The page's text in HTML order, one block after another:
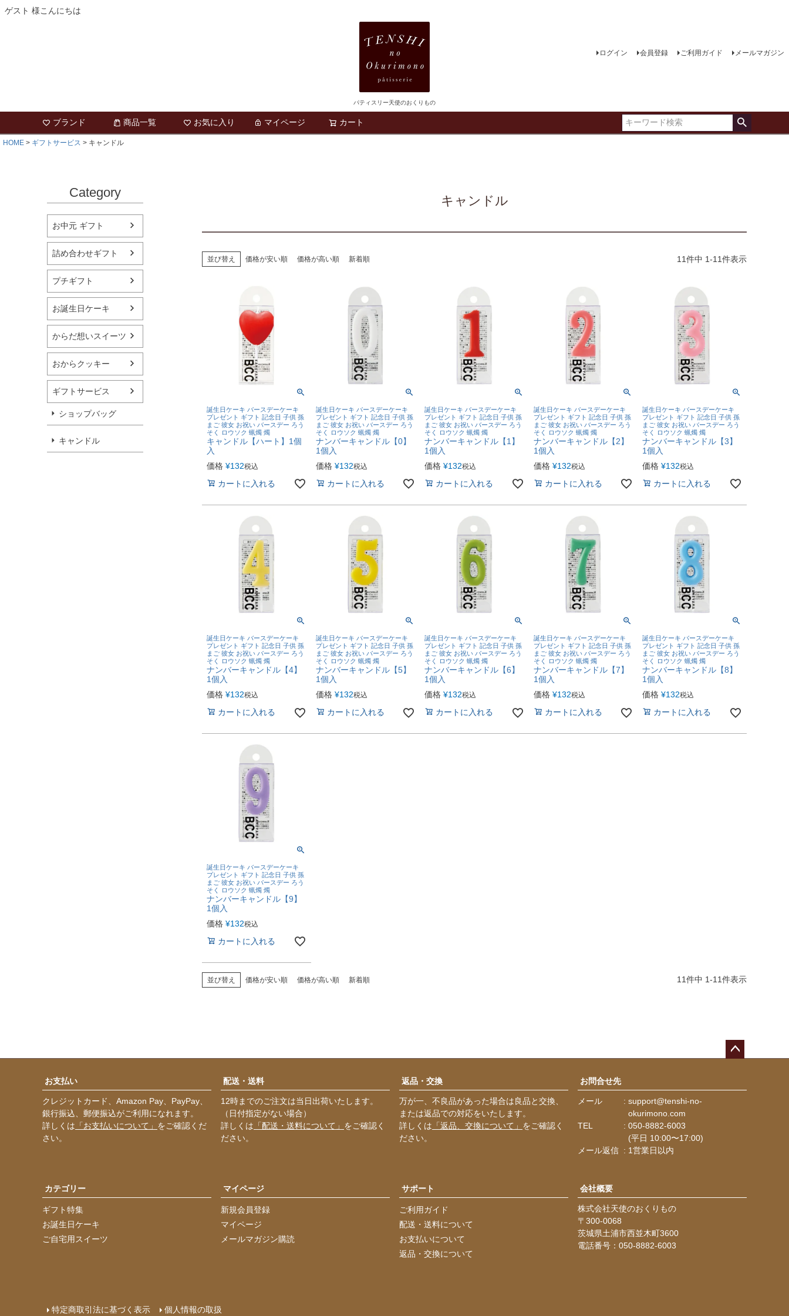
ゲスト 様こんにちは
パティスリー天使のおくりもの
ログイン 会員登録 ご利用ガイド メールマガジン
ブランド 商品一覧 お気に入り マイページ カート
HOME ギフトサービス キャンドル
Category
お中元 ギフト
詰め合わせギフト
プチギフト
お誕生日ケーキ
からだ想いスイーツ
おからクッキー
ギフトサービス
ショップバッグ
キャンドル
キャンドル
並び替え 価格が安い順 価格が高い順 新着順 11件中 1-11件表示
誕生日ケーキ バースデーケーキ
プレゼント ギフト 記念日 子供 孫
まご 彼女 お祝い バースデー ろう
そく ロウソク 蝋燭 燭
キャンドル【ハート】1個
入
価格 ¥132税込
カートに入れる
誕生日ケーキ バースデーケーキ
プレゼント ギフト 記念日 子供 孫
まご 彼女 お祝い バースデー ろう
そく ロウソク 蝋燭 燭
ナンバーキャンドル【0】
1個入
価格 ¥132税込
カートに入れる
誕生日ケーキ バースデーケーキ
プレゼント ギフト 記念日 子供 孫
まご 彼女 お祝い バースデー ろう
そく ロウソク 蝋燭 燭
ナンバーキャンドル【1】
1個入
価格 ¥132税込
カートに入れる
誕生日ケーキ バースデーケーキ
プレゼント ギフト 記念日 子供 孫
まご 彼女 お祝い バースデー ろう
そく ロウソク 蝋燭 燭
ナンバーキャンドル【2】
1個入
価格 ¥132税込
カートに入れる
誕生日ケーキ バースデーケーキ
プレゼント ギフト 記念日 子供 孫
まご 彼女 お祝い バースデー ろう
そく ロウソク 蝋燭 燭
ナンバーキャンドル【3】
1個入
価格 ¥132税込
カートに入れる
誕生日ケーキ バースデーケーキ
プレゼント ギフト 記念日 子供 孫
まご 彼女 お祝い バースデー ろう
そく ロウソク 蝋燭 燭
ナンバーキャンドル【4】
1個入
価格 ¥132税込
カートに入れる
誕生日ケーキ バースデーケーキ
プレゼント ギフト 記念日 子供 孫
まご 彼女 お祝い バースデー ろう
そく ロウソク 蝋燭 燭
ナンバーキャンドル【5】
1個入
価格 ¥132税込
カートに入れる
誕生日ケーキ バースデーケーキ
プレゼント ギフト 記念日 子供 孫
まご 彼女 お祝い バースデー ろう
そく ロウソク 蝋燭 燭
ナンバーキャンドル【6】
1個入
価格 ¥132税込
カートに入れる
誕生日ケーキ バースデーケーキ
プレゼント ギフト 記念日 子供 孫
まご 彼女 お祝い バースデー ろう
そく ロウソク 蝋燭 燭
ナンバーキャンドル【7】
1個入
価格 ¥132税込
カートに入れる
誕生日ケーキ バースデーケーキ
プレゼント ギフト 記念日 子供 孫
まご 彼女 お祝い バースデー ろう
そく ロウソク 蝋燭 燭
ナンバーキャンドル【8】
1個入
価格 ¥132税込
カートに入れる
誕生日ケーキ バースデーケーキ
プレゼント ギフト 記念日 子供 孫
まご 彼女 お祝い バースデー ろう
そく ロウソク 蝋燭 燭
ナンバーキャンドル【9】
1個入
価格 ¥132税込
カートに入れる
並び替え 価格が安い順 価格が高い順 新着順 11件中 1-11件表示
ップ
お支払い
クレジットカード、Amazon Pay、PayPay、
銀行振込、郵便振込がご利用になれます。
詳しくは 「お支払いについて」 をご確認くだ
さい。
配送・送料
12時までのご注文は当日出荷いたします。
（日付指定がない場合）
詳しくは 「配送・送料について」 をご確認く
ださい。
返品・交換
万が一、不良品があった場合は良品と交換、
または返品での対応をいたします。
詳しくは 「返品、交換について」 をご確認く
ださい。
お問合せ先
メール
support@tenshi-no-
okurimono.com
TEL
050-8882-6003
(平日 10:00〜17:00)
メール返信
1営業日以内
カテゴリー
ギフト特集
お誕生日ケーキ
ご自宅用スイーツ
マイページ
新規会員登録
マイページ
メールマガジン購読
サポート
ご利用ガイド
配送・送料について
お支払いについて
返品・交換について
会社概要
株式会社天使のおくりもの
300-0068
茨城県土浦市西並木町3600
電話番号：050-8882-6003
特定商取引法に基づく表示 個人情報の取扱